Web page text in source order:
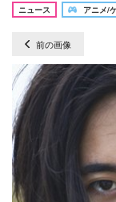
ニュース
アニメ/
前の画像